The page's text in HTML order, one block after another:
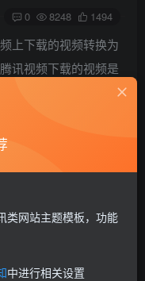
0 8248 1494
上下载的视频转换为
讯视频下载的视频是
没法识别播放，这款
简单。
类网站主题模板，功能
中进行相关设置